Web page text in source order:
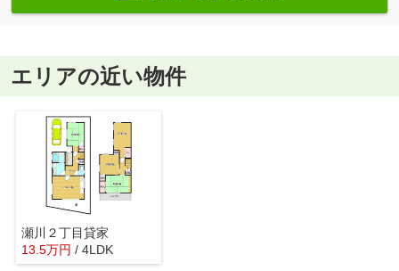
エリアの近い物件
瀬川２丁目貸家
13.5万円 / 4LDK